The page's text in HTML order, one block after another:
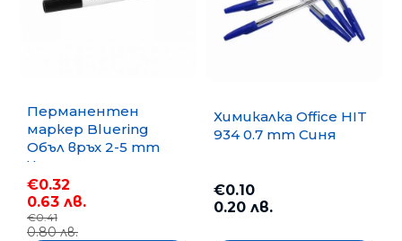
Перманентен
маркер Bluering
Объл връх 2-5 mm
Черен
€0.32
0.63 лв.
€0.41
0.80 лв.
Химикалка Office HIT
934 0.7 mm Синя
€0.10
0.20 лв.